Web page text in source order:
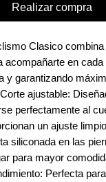
Realizar compra
Clasico
acompañarte en cada
y garantizando
ajustable:
perfectamente al
un ajuste
siliconada en las
para mayor
Perfecta